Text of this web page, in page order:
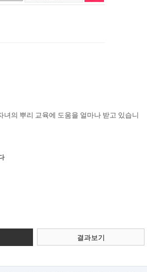
녀의 뿌리 교육에 도움을 얼마나 받고 있습니
결과보기